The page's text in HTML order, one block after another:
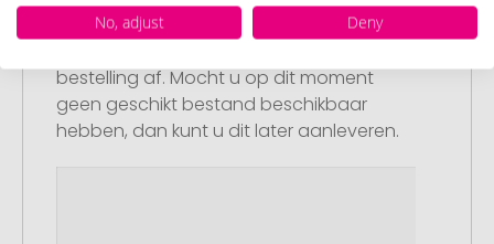
Upload uw logo of ontwerp op onze
bestelling af. Mocht u op dit moment
geen geschikt bestand beschikbaar
hebben, dan kunt u dit later aanleveren.
No, adjust
Deny